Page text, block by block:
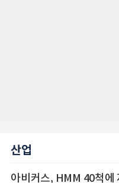
산업
아비커스, HMM 40척에